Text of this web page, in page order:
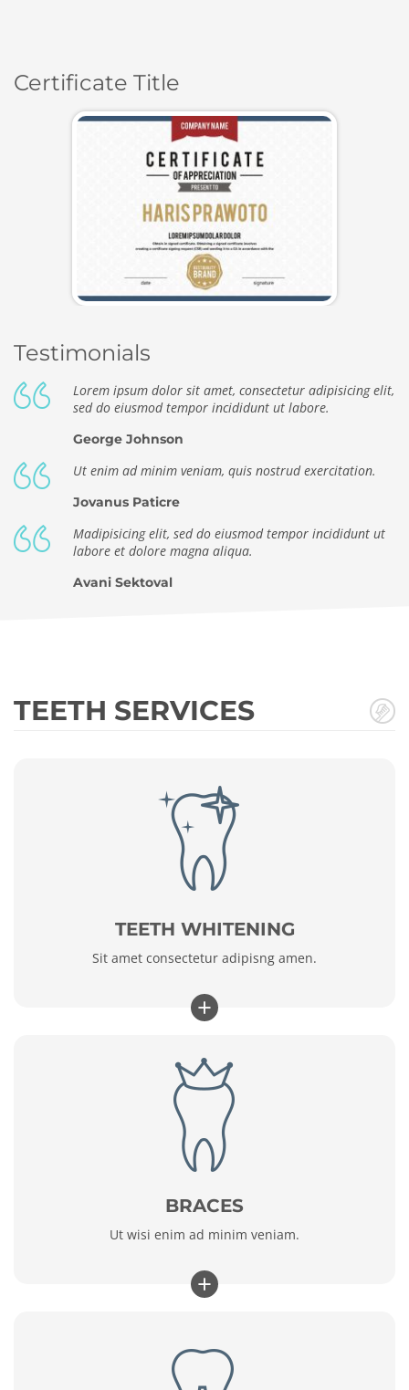
Certificate Title
Testimonials
Lorem ipsum dolor sit amet, consectetur adipisicing elit,
sed do eiusmod tempor incididunt ut labore.
George Johnson
Ut enim ad minim veniam, quis nostrud exercitation.
Jovanus Paticre
Madipisicing elit, sed do eiusmod tempor incididunt ut
labore et dolore magna aliqua.
Avani Sektoval
TEETH SERVICES
TEETH WHITENING
Sit amet consectetur adipisng amen.
+
BRACES
Ut wisi enim ad minim veniam.
+